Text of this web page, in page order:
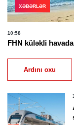
XƏBƏRLƏR
10:58
FHN küləkli
Ardını oxu